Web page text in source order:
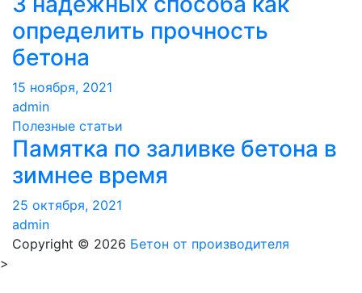
определить прочность
бетона
15 ноября, 2021
admin
Полезные статьи
Памятка по заливке бетона в
зимнее время
25 октября, 2021
admin
Copyright © 2026 Бетон от производителя
>